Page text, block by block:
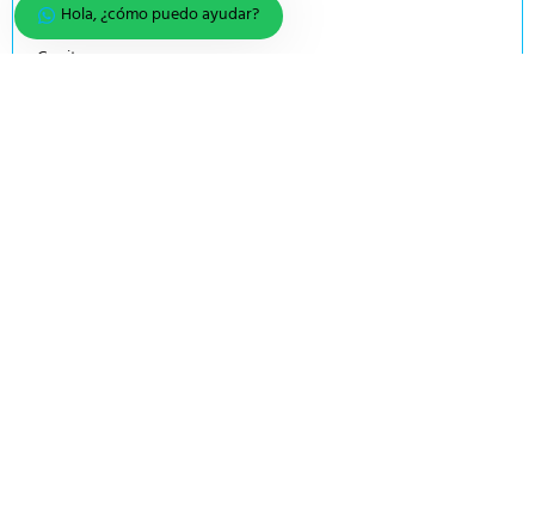
Política de garantía
Carrito
Hola, ¿cómo puedo ayudar?